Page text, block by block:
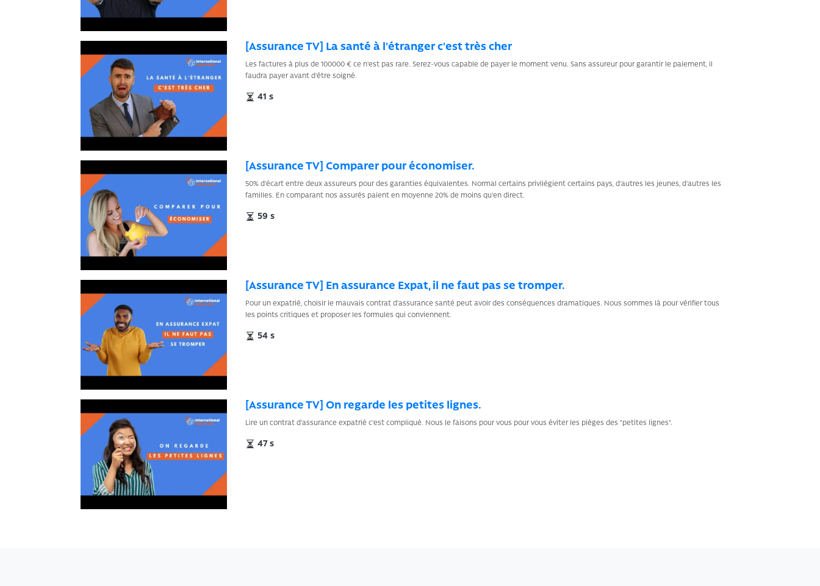
[Assurance TV] La santé à l'étranger c'est très cher
Les factures à plus de 100000 € ce n'est pas rare. Serez-vous capable de payer le moment venu. Sans assureur pour garantir le paiement, il
faudra payer avant d'être soigné.
41 s
[Assurance TV] Comparer pour économiser.
50% d'écart entre deux assureurs pour des garanties équivalentes. Normal certains privilégient certains pays, d'autres les jeunes, d'autres les
familles. En comparant nos assurés paient en moyenne 20% de moins qu'en direct.
59 s
[Assurance TV] En assurance Expat, il ne faut pas se tromper.
Pour un expatrié, choisir le mauvais contrat d'assurance santé peut avoir des conséquences dramatiques. Nous sommes là pour vérifier tous
les points critiques et proposer les formules qui conviennent.
54 s
[Assurance TV] On regarde les petites lignes.
Lire un contrat d'assurance expatrié c'est compliqué. Nous le faisons pour vous pour vous éviter les pièges des "petites lignes".
47 s